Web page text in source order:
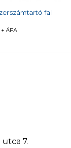
fal
+ ÁFA
utca 7.